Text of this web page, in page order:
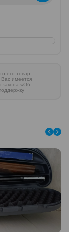
его товар
имеется
«Об